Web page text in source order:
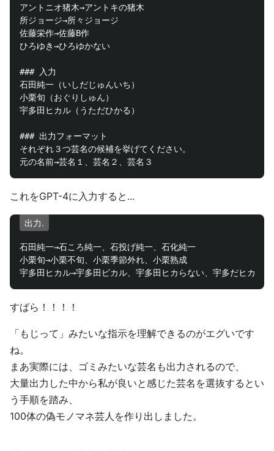
アントニオ猪木→アントキの猪木
所ジョージ→所々ジョージ
佐藤栄作→佐藤B作
ひろゆき→ひろゆかない
### 入力
石田純一（いしだじゅんいち）
小栗旬（おぐりしゅん）
宇多田ヒカル（うただひかる）
### 出力フォーマット
それぞれ３つ芸名の候補を挙げてください。
これをGPT-4に入力すると...
出力.
石田純一→石ころ純一、石投げ純一、石化純一
小栗旬→小栗不旬、小栗季節外れ、小栗熟成
すばら！！！！
「もじって」みたいな指示を理解できるのがエグいです
ね。
まあ実際には、ゴミみたいな芸名も出力されるので、
大量出力した中から私が良いと感じた芸名を選抜するとい
う手順を踏み、
100体の偽モノマネ芸人を作り出しました。